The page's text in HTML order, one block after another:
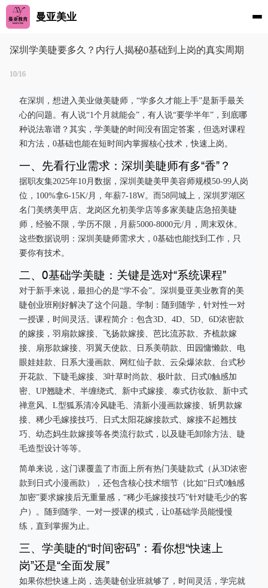
曼亚美业
深圳学美睫要多久？内行人揭秘0基础到上岗的真实周期
10/16
在深圳，想进入美业做美睫师，“学多久才能上手”是新手最关
心的问题。有人说“1个月就能会”，有人说“要学半年”，到底哪
种说法靠谱？其实，学美睫的时间没有固定答案，但选对课程
和方法，0基础也能在短时间内掌握核心技术，快速上岗。
一、先看行业需求：深圳美睫师有多“香”？
据职友集2025年10月数据，深圳美睫美甲美容师规模50-99人岗
位，100%拿6-15K/月，年薪7-18W。而58同城上，深圳罗湖区
名门美绣美甲店、龙岗区允初美学店等多家美睫店急招美睫
师，经验不限，学历不限，月薪5000-8000元/月，周末双休。
这些数据说明：深圳美睫师需求大，0基础也能找到工作，只
要你有技术。
二、0基础学美睫：关键是选对“系统课程”
对于新手来说，最担心的是“学不会”。深圳曼亚美业教育的美
睫创业班刚好解决了这个问题。学制：随到随学，针对性一对
一授课，时间灵活。课程简介：包含3D、4D、5D、6D浓密款
的嫁接，羽扇款嫁接、飞扬款嫁接、芭比流苏款、齐梳款嫁
接、扇形款嫁接、羽翼天使款、日系美萌款、田园慵懒款、电
眼娃娃款、日系大漫画款、网红仙子款、云朵爆浓款、台式秒
开花款、下睫毛嫁接、3叶草时尚款、极叶款、日式0触感加
密、UP翘睫术、半缠绕式、新中式嫁接、泰式彷妆款、新中式
禅意风、L型狐系清冷风睫毛、清新小漫画款嫁接、斩男款嫁
接、稀少毛嫁接技巧、日式太阳花嫁接款式、嫁接不起翘技
巧、幼态妈生款嫁接等各类流行款式，以及睫毛卸除方法、睫
毛造型设计等等。
简单来说，这门课覆盖了市面上所有热门美睫款式（从3D浓密
款到日式小漫画款），还包含核心技术细节（比如“日式0触感
加密”要求嫁接后无重量感，“稀少毛嫁接技巧”针对睫毛少的客
户）。随到随学、一对一授课的模式，让0基础学员能慢慢
练，直到掌握为止。
三、学美睫的“时间密码”：看你想“快速上
岗”还是“全面发展”
如果你想快速上岗，选美睫创业班就够了，时间灵活，学完就